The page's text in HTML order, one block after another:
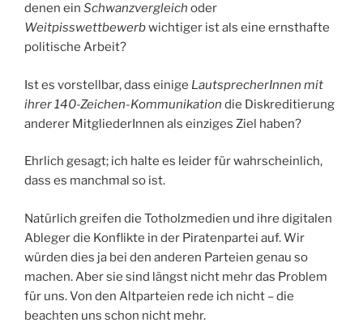
denen ein Schwanzvergleich oder
Weitpisswettbewerbwichtiger ist als eine ernsthafte
politische Arbeit?
Ist es vorstellbar, dass einige LautsprecherInnen mit
ihrer 140-Zeichen-Kommunikation die Diskreditierung
anderer MitgliederInnen als einziges Ziel haben?
Ehrlich gesagt; ich halte es leider für wahrscheinlich,
dass es manchmal so ist.
Natürlich greifen die Totholzmedien und ihre digitalen
Ableger die Konflikte in der Piratenpartei auf. Wir
würden dies ja bei den anderen Parteien genau so
machen. Aber sie sind längst nicht mehr das Problem
für uns. Von den Altparteien rede ich nicht – die
beachten uns schon nicht mehr.